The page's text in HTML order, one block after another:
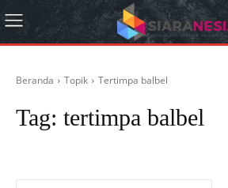
Beranda Topik Tertimpa balbel
Tag: tertimpa balbel